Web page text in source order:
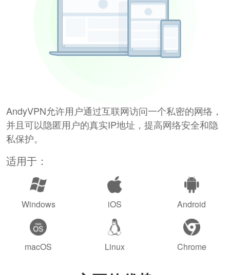
AndyVPN允许用户通过互联网访问一个私密的网络，
并且可以隐匿用户的真实IP地址，提高网络安全和隐
私保护。
适用于：
Windows iOS Android
macOS Linux Chrome